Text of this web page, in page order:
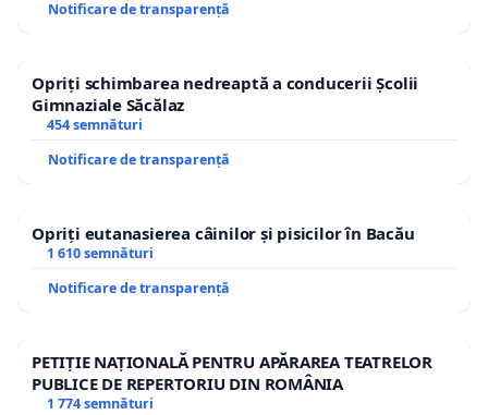
Notificare de transparență
Opriți schimbarea nedreaptă a conducerii Școlii
Gimnaziale Săcălaz
454 semnături
Notificare de transparență
Opriți eutanasierea câinilor și pisicilor în Bacău
1 610 semnături
Notificare de transparență
PETIȚIE NAȚIONALĂ PENTRU APĂRAREA TEATRELOR
PUBLICE DE REPERTORIU DIN ROMÂNIA
1 774 semnături